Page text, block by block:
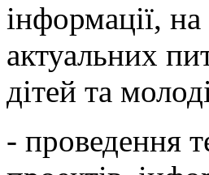
інформації,
актуальних
дітей та
- проведення